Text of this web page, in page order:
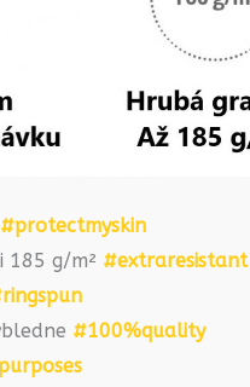
#protectmyskin
185 g/m² #extraresistant
#100%quality